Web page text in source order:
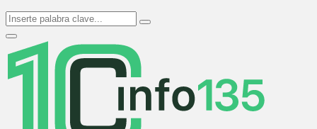
Search
for:
Search
Primary
Menu